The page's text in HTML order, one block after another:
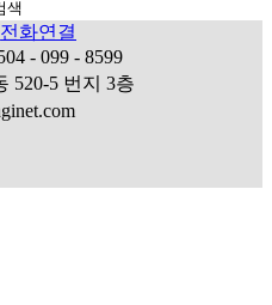
전화연결
- 099 - 8599
520-5 번지 3층